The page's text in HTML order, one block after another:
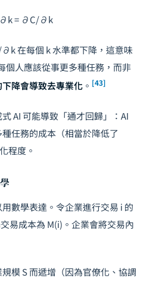
= ∂C/∂k
∂k在每個 k水準都下降，這意味
人應該從事更多種任務，而非
降會導致去專業化 。 [43]
AI 可能導致「通才回歸」：AI
任務的成本（相當於降低了
程度。
數學表達。令企業進行交易 i 的
交易成本為 M(i) 。企業會將交易內
規模S而遞增（因為官僚化、協調